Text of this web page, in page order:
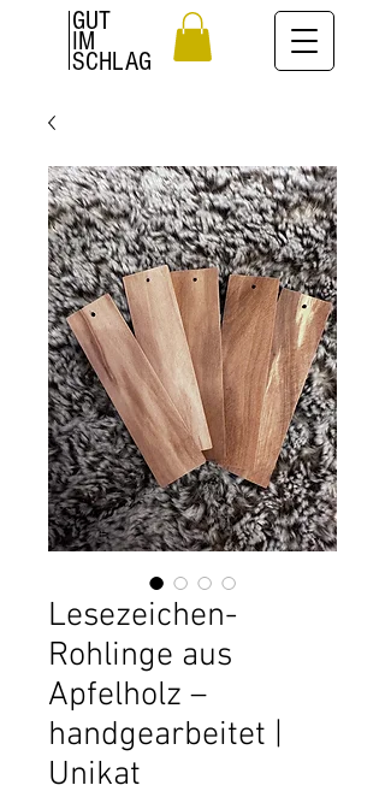
GUT
IM
SCHLAG
Lesezeichen-
Rohlinge aus
Apfelholz –
handgearbeitet |
Unikat